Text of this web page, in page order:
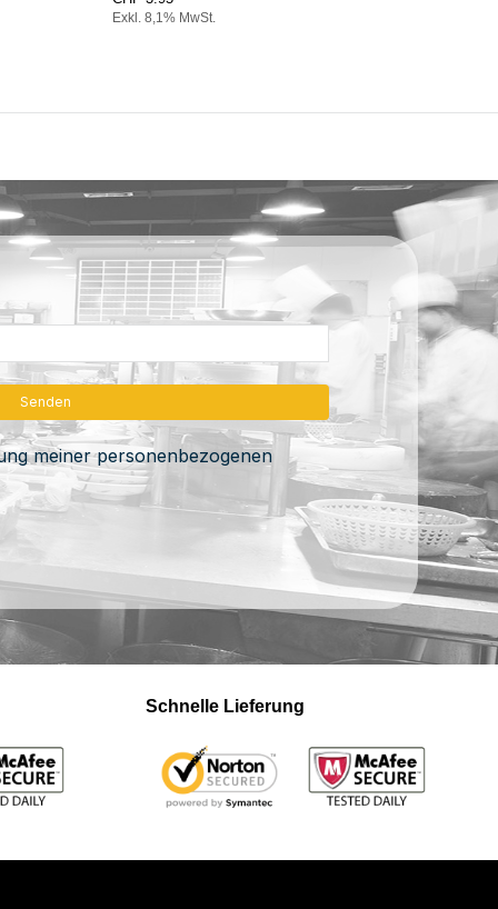
Exkl. 8,1% MwSt.
meiner personenbezogenen
Schnelle Lieferung